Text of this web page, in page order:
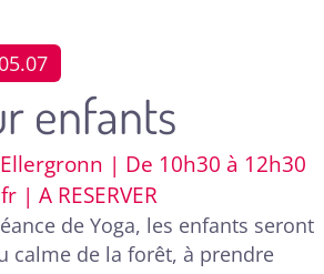
05.07
enfants
| De 10h30 à 12h30
| A RESERVER
de Yoga, les enfants seront
calme de la forêt, à prendre